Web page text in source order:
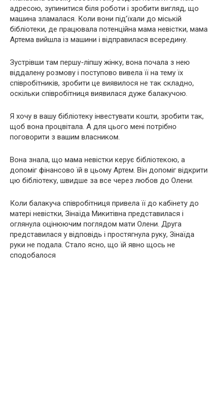
адресою, зупинитися біля роботи і зробити вигляд, що
машина зламалася. Коли вони під’їхали до міській
бібліотеки, де працювала потенційна мама невістки, мама
Артема вийшла із машини і відправилася всередину.
Зустрівши там першу-ліпшу жінку, вона почала з нею
віддалену розмову і поступово вивела її на тему їх
співробітників, зробити це виявилося не так складно,
оскільки співробітниця виявилася дуже балакучою.
Я хочу в вашу бібліотеку інвестувати кошти, зробити так,
щоб вона процвітала. А для цього мені потрібно
поговорити з вашим власником.
Вона знала, що мама невістки керує бібліотекою, а
допоміг фінансово їй в цьому Артем. Він допоміг відкрити
цю бібліотеку, швидше за все через любов до Олени.
Коли балакуча співробітниця привела її до кабінету до
матері невістки, Зінаїда Микитівна представилася і
оглянула оцінюючим поглядом мати Олени. Друга
представилася у відповідь і простягнула руку, Зінаїда
руки не подала. Стало ясно, що їй явно щось не
сподобалося